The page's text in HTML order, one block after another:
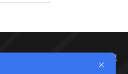
西藏复合土工膜系列